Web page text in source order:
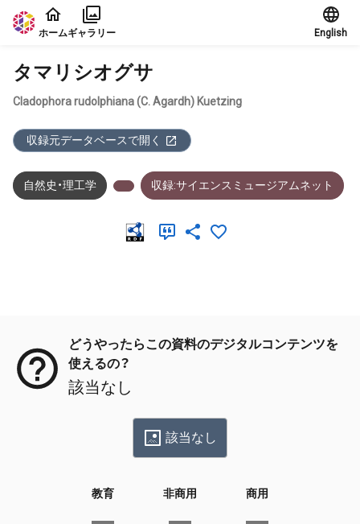
本文に飛ぶ
ホームギャラリー English
タマリシオグサ
Cladophora rudolphiana (C. Agardh) Kuetzing
収録元データベースで開く
自然史・理工学 収録:サイエンスミュージアムネット
どうやったらこの資料のデジタルコンテンツを
使えるの？
該当なし
該当なし
教育 非商用 商用